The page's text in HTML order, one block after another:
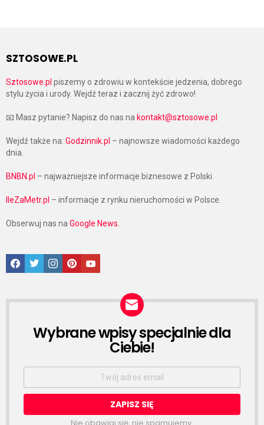
SZTOSOWE.PL
Sztosowe.pl piszemy o zdrowiu w kontekście jedzenia, dobrego
stylu życia i urody. Wejdź teraz i zacznij żyć zdrowo!
📧 Masz pytanie? Napisz do nas na kontakt@sztosowe.pl
Wejdź także na: Godzinnik.pl – najnowsze wiadomości każdego
dnia.
BNBN.pl – najważniejsze informacje biznesowe z Polski.
IleZaMetr.pl – informacje z rynku nieruchomości w Polsce.
Obserwuj nas naGoogle News.
Facebook
TwitterInstagramPinterestGoogle News
NEWSLETTER
Wybrane wpisy specjalnie dla
Ciebie!
Email